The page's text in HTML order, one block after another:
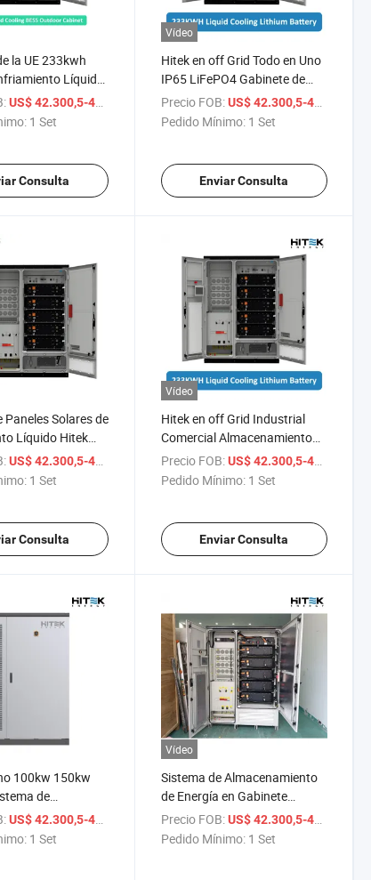
la UE 233kwh
Líquido
con Batería de
Exterior
US$ 42.300,5-49.991,5
/ Set
1 Set
Consulta
Vídeo
Hitek en off Grid Todo en Uno
IP65 LiFePO4 Gabinete de
Batería Ess de Alta Tensión
100kw Almacenamiento de
Gabinete Integrado 232kwh
Sistema
Precio FOB: US$ 42.300,5-49.991,5
Pedido Mínimo: 1 Set
Enviar Consulta
Paneles Solares de
Líquido Hitek
300kw 500kw
LiFePO4 Batería
de Energía
US$ 42.300,5-49.991,5
/ Set
1 Set
Consulta
Vídeo
Hitek en off Grid Industrial
Comercial Almacenamiento
de Energía Sistema de
Distribución de Potencia
100kw Todo en Uno con
Transformador Sts
Precio FOB: US$ 42.300,5-49.991,5
Pedido Mínimo: 1 Set
Enviar Consulta
100kw 150kw
de
de Energía
HVAC de
US$ 42.300,5-49.991,5
/ Set
1 Set
Vídeo
Sistema de Almacenamiento
de Energía en Gabinete
Exterior Impermeable Todo en
Uno Bess 372kwh 232kwh
Precio FOB: US$ 42.300,5-49.991,5
Pedido Mínimo: 1 Set